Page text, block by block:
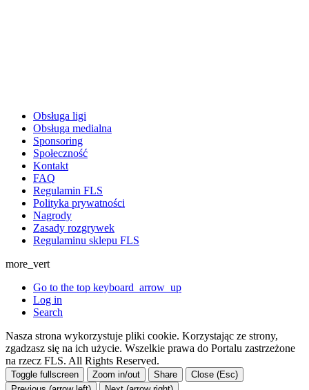
Obsługa ligi
Obsługa medialna
Sponsoring
Społeczność
Kontakt
FAQ
Regulamin FLS
Polityka prywatności
Nagrody
Zasady rozgrywek
Regulaminu sklepu FLS
more_vert
Go to the top keyboard_arrow_up
Log in
Search
Nasza strona wykorzystuje pliki cookie. Korzystając ze strony,
zgadzasz się na ich użycie. Wszelkie prawa do Portalu zastrzeżone
na rzecz FLS. All Rights Reserved.
Toggle fullscreen Zoom in/out Share
Close (Esc)